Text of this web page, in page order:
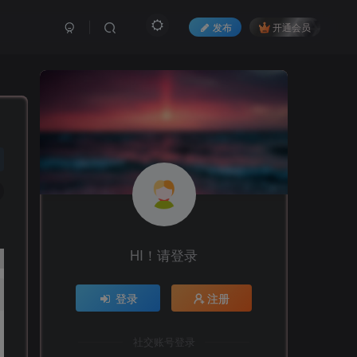
发布 开通会员
HI！请登录
登录 注册
社交账号登录